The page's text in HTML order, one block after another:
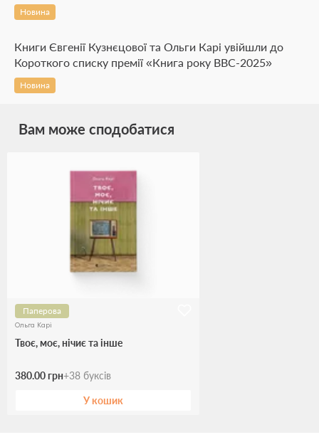
Новина
Книги Євгенії Кузнєцової та Ольги Карі увійшли до
Короткого списку премії «Книга року ВВС-2025»
Новина
Вам може сподобатися
Паперова
Ольга Карі
Твоє, моє, нічиє та інше
380.00 грн+38 буксів
У кошик